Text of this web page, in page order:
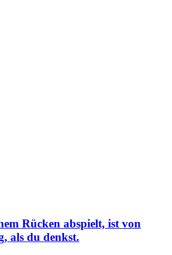
Rücken abspielt, ist von
als du denkst.